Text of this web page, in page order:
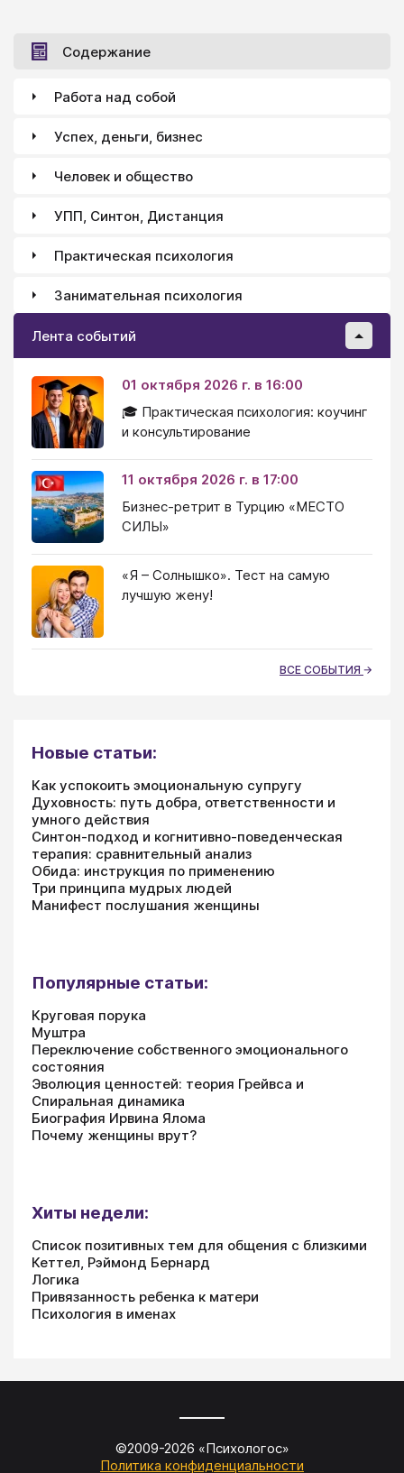
Содержание
Работа над собой
Успех, деньги, бизнес
Человек и общество
УПП, Синтон, Дистанция
Практическая психология
Занимательная психология
Лента событий
01 октября 2026 г. в 16:00
🎓 Практическая психология: коучинг
и консультирование
11 октября 2026 г. в 17:00
Бизнес-ретрит в Турцию «МЕСТО
СИЛЫ»
«Я – Солнышко». Тест на самую
лучшую жену!
ВСЕ СОБЫТИЯ
Новые статьи:
Как успокоить эмоциональную супругу
Духовность: путь добра, ответственности и
умного действия
Синтон-подход и когнитивно-поведенческая
терапия: сравнительный анализ
Обида: инструкция по применению
Три принципа мудрых людей
Манифест послушания женщины
Популярные статьи:
Круговая порука
Муштра
Переключение собственного эмоционального
состояния
Эволюция ценностей: теория Грейвса и
Спиральная динамика
Биография Ирвина Ялома
Почему женщины врут?
Хиты недели:
Список позитивных тем для общения с близкими
Кеттел, Рэймонд Бернард
Логика
Привязанность ребенка к матери
Психология в именах
©2009-2026 «Психологос»
Политика конфиденциальности